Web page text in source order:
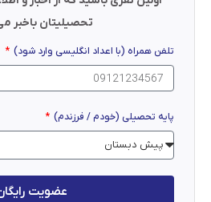
تحصیلیتان باخبر
تلفن همراه (با اعداد انگلیسی وارد شود)
پایه تحصیلی (خودم / فرزندم)
عضویت